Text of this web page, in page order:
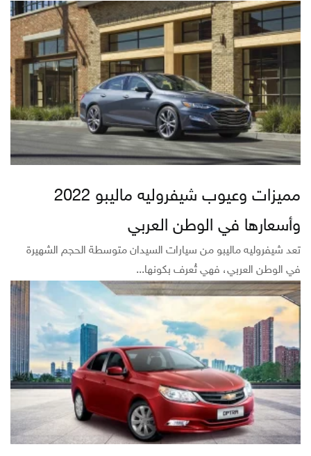
مميزات وعيوب شيفروليه ماليبو 2022
وأسعارها في الوطن العربي
تعد شيفروليه ماليبو من سيارات السيدان متوسطة الحجم الشهيرة
في الوطن العربي، فهي تُعرف بكونها...